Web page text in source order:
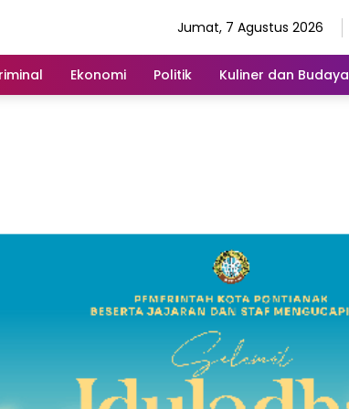
Jumat, 7 Agustus 2026
Ekonomi Politik Kuliner dan Budaya